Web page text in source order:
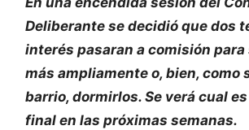
Deliberante se decidió que dos
interés pasaran a comisión
más ampliamente o, bien, como
barrio, dormirlos. Se verá cual
final en las próximas semanas.